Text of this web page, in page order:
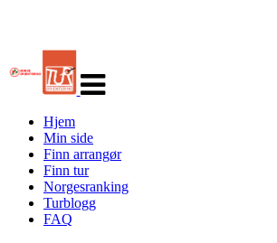
navigasjon
Hjem
Min side
Finn arrangør
Finn tur
Norgesranking
Turblogg
FAQ